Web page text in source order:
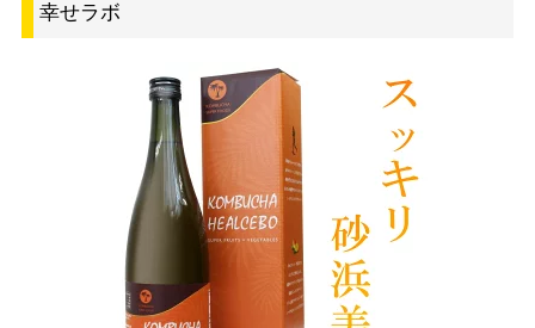
幸せラボ